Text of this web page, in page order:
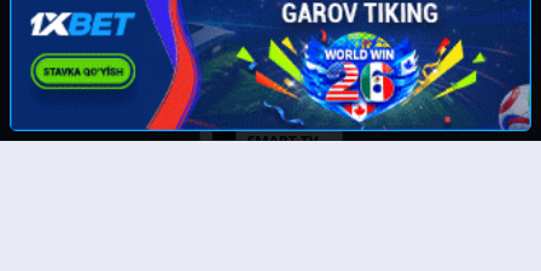
Скачайте наше приложение: